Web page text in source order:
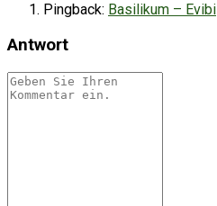
Pingback: Basilikum – Evibi
Antwort